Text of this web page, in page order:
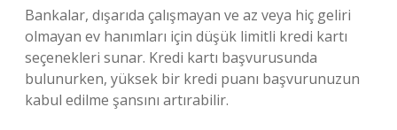
Bankalar, dışarıda çalışmayan ve az veya hiç geliri
olmayan ev hanımları için düşük limitli kredi kartı
seçenekleri sunar. Kredi kartı başvurusunda
bulunurken, yüksek bir kredi puanı başvurunuzun
kabul edilme şansını artırabilir.